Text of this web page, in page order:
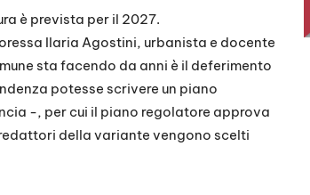
è prevista per il 2027.
Ilaria Agostini, urbanista e docente
sta facendo da anni è il deferimento
potesse scrivere un piano
-, per cui il piano regolatore approva
della variante vengono scelti